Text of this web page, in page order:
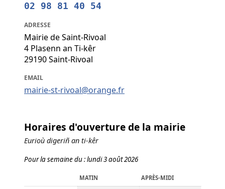
02 98 81 40 54
ADRESSE
Mairie de Saint-Rivoal
4 Plasenn an Ti-kêr
29190 Saint-Rivoal
EMAIL
mairie-st-rivoal@orange.fr
Horaires d'ouverture de la mairie
Eurioù digeriñ an ti-kêr
Pour la semaine du : lundi 3 août 2026
MATIN APRÈS-MIDI